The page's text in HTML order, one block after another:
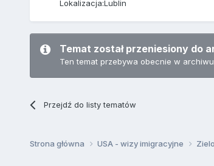
Lokalizacja:Lublin
Temat został przeniesiony do
Ten temat przebywa obecnie w
Przejdź do listy tematów
Strona główna USA - wizy imigracyjne